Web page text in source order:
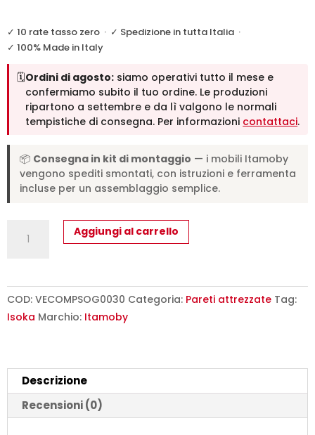
✓ 10 rate tasso zero · ✓ Spedizione in tutta Italia ·
✓ 100% Made in Italy
🗓️Ordini di agosto: siamo operativi tutto il mese e
confermiamo subito il tuo ordine. Le produzioni
ripartono a settembre e da lì valgono le normali
tempistiche di consegna. Per informazioni contattaci.
📦 Consegna in kit di montaggio — i mobili Itamoby
vengono spediti smontati, con istruzioni e ferramenta
incluse per un assemblaggio semplice.
Composizione
parete
A30
L.194
Aggiungi al carrello
COD: VECOMPSOG0030 Categoria: Pareti attrezzate Tag:
Isoka Marchio: Itamoby
Descrizione
Recensioni (0)